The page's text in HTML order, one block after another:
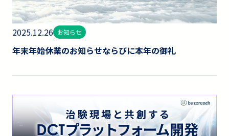
2025.12.26 お知らせ
年末年始休業のお知らせならびに本年の御礼